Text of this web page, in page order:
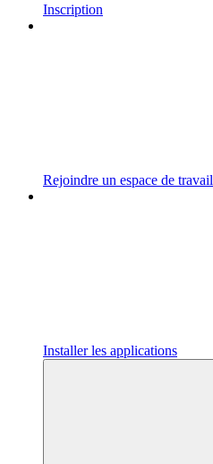
Inscription
Rejoindre un espace de travail
Installer les applications